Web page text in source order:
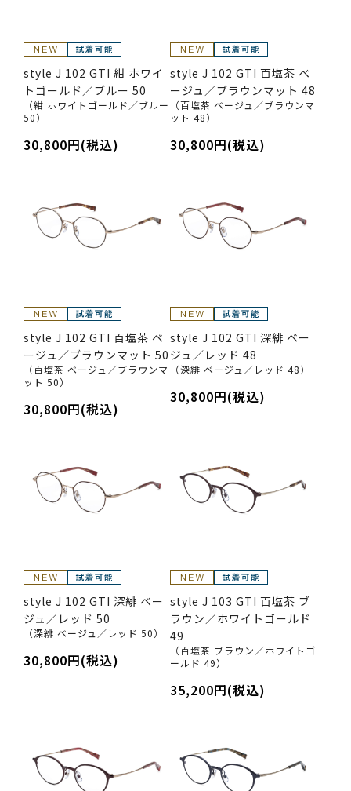
style J 102 GTI 紺 ホワイ
トゴールド／ブルー 50
（紺 ホワイトゴールド／ブルー
50）
30,800円(税込)
style J 102 GTI 百塩茶 ベ
ージュ／ブラウンマット 48
（百塩茶 ベージュ／ブラウンマ
ット 48）
30,800円(税込)
style J 102 GTI 百塩茶 ベ
ージュ／ブラウンマット 50
（百塩茶 ベージュ／ブラウンマ
ット 50）
30,800円(税込)
style J 102 GTI 深緋 ベー
ジュ／レッド 48
（深緋 ベージュ／レッド 48）
30,800円(税込)
style J 102 GTI 深緋 ベー
ジュ／レッド 50
（深緋 ベージュ／レッド 50）
30,800円(税込)
style J 103 GTI 百塩茶 ブ
ラウン／ホワイトゴールド
49
（百塩茶 ブラウン／ホワイトゴ
ールド 49）
35,200円(税込)